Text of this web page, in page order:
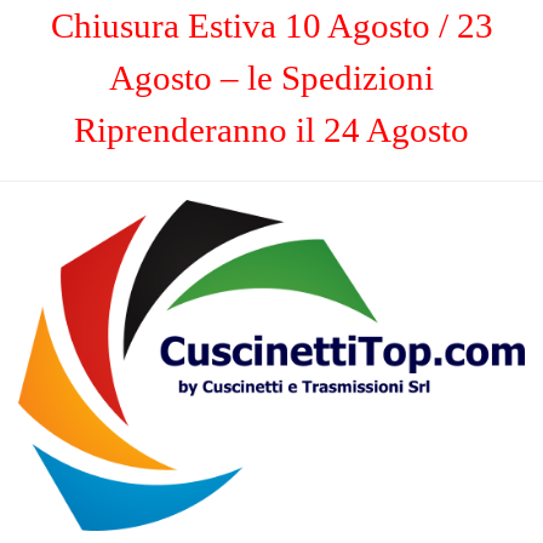
Chiusura Estiva 10 Agosto / 23
Agosto – le Spedizioni
Riprenderanno il 24 Agosto